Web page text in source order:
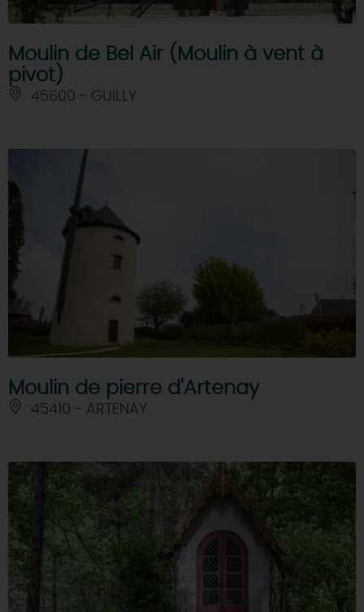
Moulin de Bel Air (Moulin à vent à
pivot)
45600 - GUILLY
Moulin de pierre d'Artenay
45410 - ARTENAY